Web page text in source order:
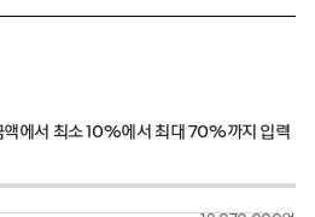
에서 최소 10%에서 최대 70%까지 입력